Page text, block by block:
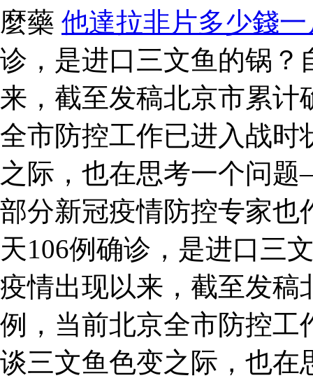
麼藥 他達拉非片多少錢一
诊，是进口三文鱼的锅？
来，截至发稿北京市累计
全市防控工作已进入战时
之际，也在思考一个问
部分新冠疫情防控专家也
天106例确诊，是进口三
疫情出现以来，截至发稿
例，当前北京全市防控工
谈三文鱼色变之际，也